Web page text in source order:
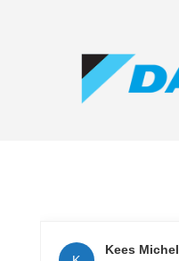
Kees Michel